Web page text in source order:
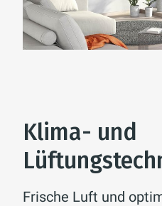
Klima- und
Frische Luft und